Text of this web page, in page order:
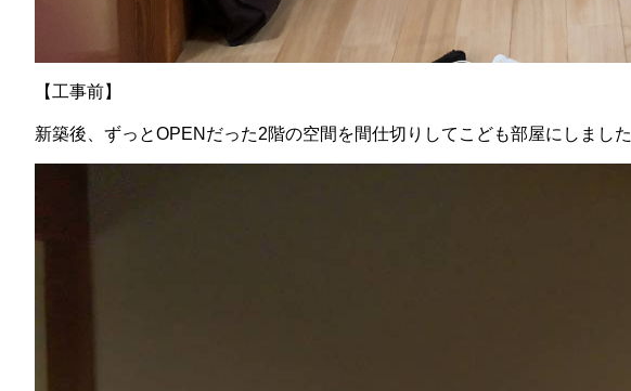
【工事前】
新築後、ずっとOPENだった2階の空間を間仕切りしてこども部屋にしました